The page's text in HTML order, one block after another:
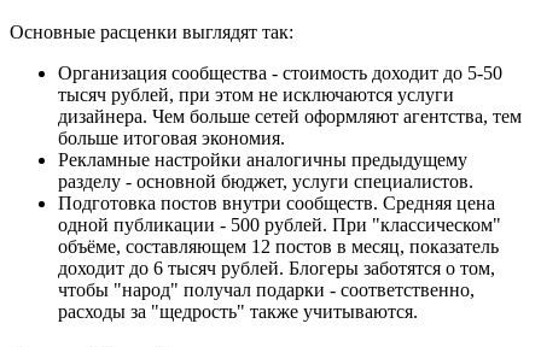
Основные расценки выглядят так:
Организация сообщества - стоимость доходит до 5-50
тысяч рублей, при этом не исключаются услуги
дизайнера. Чем больше сетей оформляют агентства, тем
больше итоговая экономия.
Рекламные настройки аналогичны предыдущему
разделу - основной бюджет, услуги специалистов.
Подготовка постов внутри сообществ. Средняя цена
одной публикации - 500 рублей. При "классическом"
объёме, составляющем 12 постов в месяц, показатель
доходит до 6 тысяч рублей. Блогеры заботятся о том,
чтобы "народ" получал подарки - соответственно,
расходы за "щедрость" также учитываются.